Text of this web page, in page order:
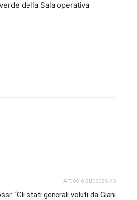
della Sala operativa
Articolo successivo
“Gli stati generali voluti da Giani